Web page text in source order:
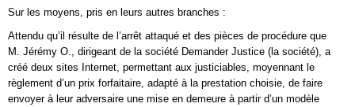
Sur les moyens, pris en leurs autres branches :
Attendu qu’il résulte de l’arrêt attaqué et des pièces de procédure que
M. Jérémy O., dirigeant de la société Demander Justice (la société), a
créé deux sites Internet, permettant aux justiciables, moyennant le
règlement d’un prix forfaitaire, adapté à la prestation choisie, de faire
envoyer à leur adversaire une mise en demeure à partir d’un modèle